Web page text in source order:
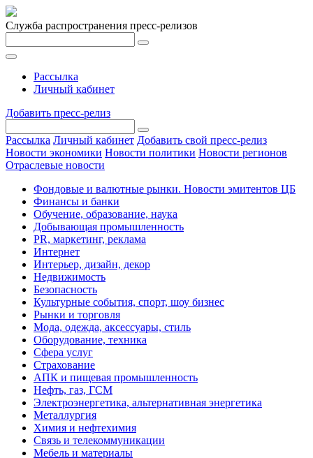
Служба распространения пресс-релизов
Рассылка
Личный кабинет
Добавить пресс-релиз
Рассылка Личный кабинет Добавить свой пресс-релиз
Новости экономики Новости политики Новости регионов
Отраслевые новости
Фондовые и валютные рынки. Новости эмитентов ЦБ
Финансы и банки
Обучение, образование, наука
Добывающая промышленность
PR, маркетинг, реклама
Интернет
Интерьер, дизайн, декор
Недвижимость
Безопасность
Культурные события, спорт, шоу бизнес
Рынки и торговля
Мода, одежда, аксессуары, стиль
Оборудование, техника
Сфера услуг
Страхование
АПК и пищевая промышленность
Нефть, газ, ГСМ
Электроэнергетика, альтернативная энергетика
Металлургия
Химия и нефтехимия
Связь и телекоммуникации
Мебель и материалы